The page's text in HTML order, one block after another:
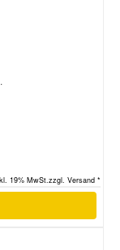
19% MwSt.zzgl. Versand *